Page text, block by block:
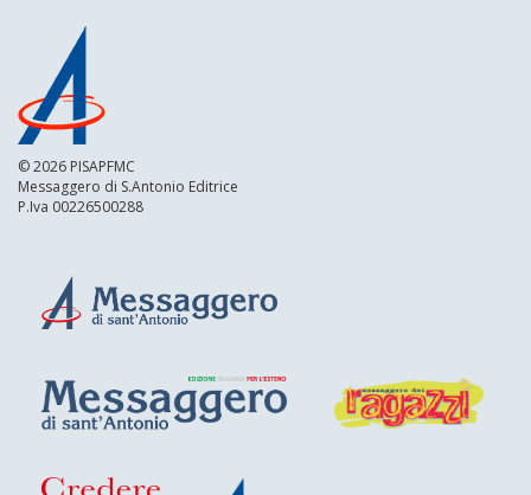
© 2026 PISAPFMC
Messaggero di S.Antonio Editrice
P.Iva 00226500288